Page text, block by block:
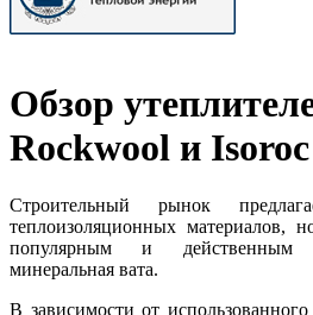
Обзор
Rockwool и Isoroc
Строительный рынок
теплоизоляционных материалов,
популярным и действенным
минеральная вата.
В зависимости от